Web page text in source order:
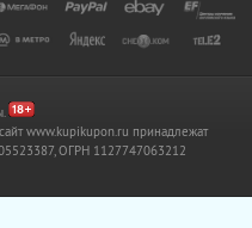
www.kupikupon.ru принадлежат
ОГРН 1127747063212